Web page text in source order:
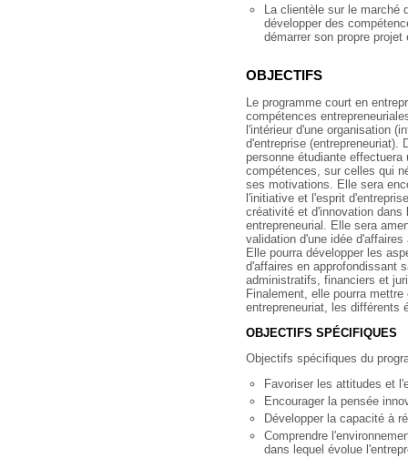
La clientèle sur le marché
développer des
démarrer son propre projet
OBJECTIFS
Le programme court en
compétences
l'intérieur d'une organisation
d'entreprise (entrepreneuriat).
personne étudiante
compétences, sur celles qui
ses motivations. Elle sera
l'initiative et l'esprit
créativité et d'innovation dans
entrepreneurial. Elle sera
validation d'une idée
Elle pourra développer les
d'affaires en approfondissant
administratifs, financiers et
Finalement, elle pourra
entrepreneuriat, les différents
OBJECTIFS SPÉCIFIQUES
Objectifs spécifiques du
Favoriser les attitudes et
Encourager la pensée
Développer la capacité à
Comprendre
dans lequel évolue